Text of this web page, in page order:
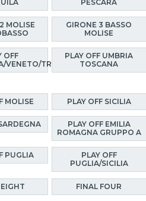
PESCARA
MOLISE
GIRONE 3 BASSO
MOLISE
OFF
VENETO/TRENTINO
PLAY OFF UMBRIA
TOSCANA
MOLISE PLAY OFF SICILIA
PLAY OFF EMILIA
ROMAGNA GRUPPO A
PUGLIA
PLAY OFF
PUGLIA/SICILIA
FINAL FOUR